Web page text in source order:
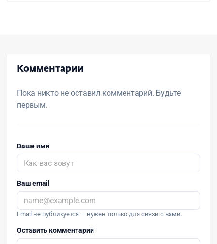
Комментарии
Пока никто не оставил комментарий. Будьте
первым.
Ваше имя
Ваш email
Email не публикуется — нужен только для связи с вами.
Оставить комментарий